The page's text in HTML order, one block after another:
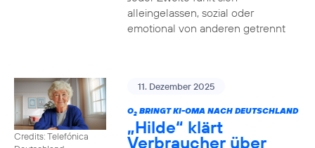
alleingelassen, sozial oder
emotional von anderen getrennt
Credits: Telefónica
11. Dezember 2025
O2BRINGT KI-OMA NACH DEUTSCHLAND
„Hilde“ klärt
Verbraucher über